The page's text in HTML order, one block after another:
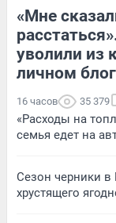
«Мне
уволили из
личном
16 часов 35 379
«Расходы на
семья едет на
Сезон черники в
хрустящего